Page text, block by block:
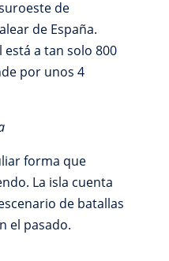
de
de España.
a tan solo 800
por unos 4
forma que
La isla cuenta
de batallas
el pasado.